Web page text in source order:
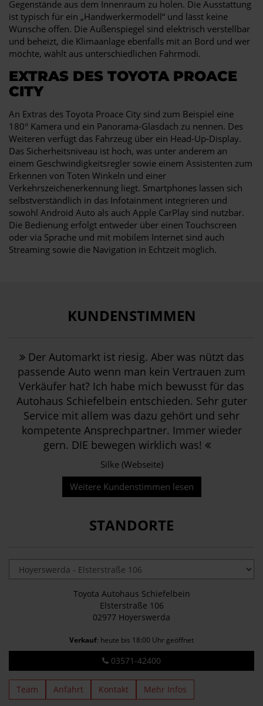
Gegenstände aus dem Innenraum zu holen. Die Ausstattung
ist typisch für ein „Handwerkermodell“ und lässt keine
Wünsche offen. Die Außenspiegel sind elektrisch verstellbar
und beheizt, die Klimaanlage ebenfalls mit an Bord und wer
möchte, wählt aus unterschiedlichen Fahrmodi.
EXTRAS DES TOYOTA PROACE
CITY
An Extras des Toyota Proace City sind zum Beispiel eine
180° Kamera und ein Panorama-Glasdach zu nennen. Des
Weiteren verfügt das Fahrzeug über ein Head-Up-Display.
Das Sicherheitsniveau ist hoch, was unter anderem an
einem Geschwindigkeitsregler sowie einem Assistenten zum
Erkennen von Toten Winkeln und einer
Verkehrszeichenerkennung liegt. Smartphones lassen sich
selbstverständlich in das Infotainment integrieren und
sowohl Android Auto als auch Apple CarPlay sind nutzbar.
Die Bedienung erfolgt entweder über einen Touchscreen
oder via Sprache und mit mobilem Internet sind auch
Streaming sowie die Navigation in Echtzeit möglich.
KUNDENSTIMMEN
Der Automarkt ist riesig. Aber was nützt das
passende Auto wenn man kein Vertrauen zum
Verkäufer hat? Ich habe mich bewusst für das
Autohaus Schiefelbein entschieden. Sehr guter
Service mit allem was dazu gehört und sehr
kompetente Ansprechpartner. Immer wieder
gern. DIE bewegen wirklich was!
Silke (Webseite)
Weitere Kundenstimmen lesen
STANDORTE
Toyota Autohaus Schiefelbein
Elsterstraße 106
02977 Hoyerswerda
Verkauf: heute bis 18:00 Uhr geöffnet
03571-42400
Team Anfahrt Kontakt Mehr Infos